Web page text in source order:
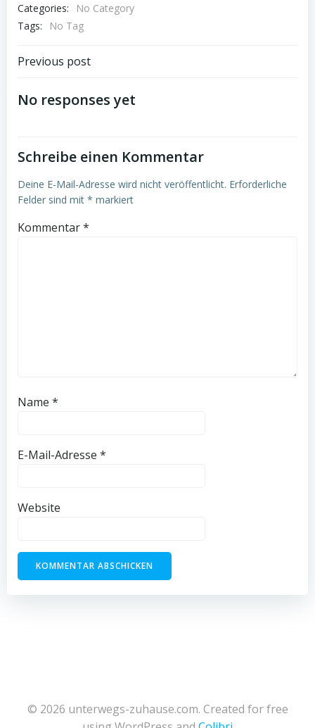
Categories:
No Category
Tags:
No Tag
Post
navigation
Previous post
No responses yet
Schreibe einen Kommentar
Deine E-Mail-Adresse wird nicht veröffentlicht. Erforderliche
Felder sind mit * markiert
Kommentar*
Name *
E-Mail-Adresse *
Website
© 2026 unterwegs-zuhause.com. Created for free